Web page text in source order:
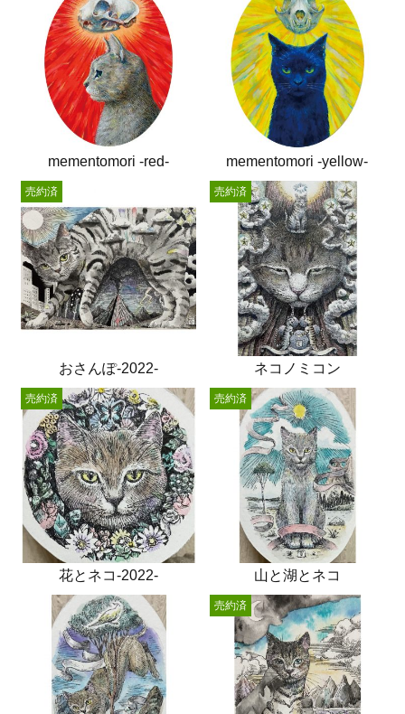
mementomori -red- mementomori -yellow-
おさんぽ-2022-
売約済
ネコノミコン
売約済
花とネコ-2022-
売約済
山と湖とネコ
売約済
売約済